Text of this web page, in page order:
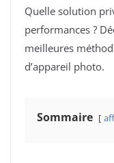
Quelle solution
performances ?
meilleures
d’appareil photo.
Sommaire